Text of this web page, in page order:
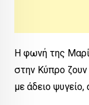
Η φωνή της
στην Κύπρο
με άδειο